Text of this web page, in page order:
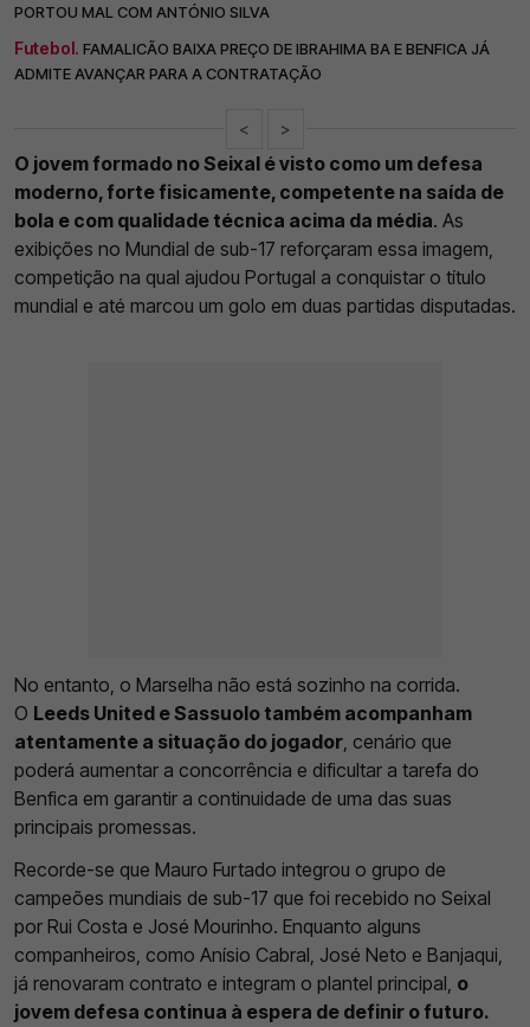
PORTOU MAL COM ANTÓNIO SILVA
Futebol. FAMALICÃO BAIXA PREÇO DE IBRAHIMA BA E BENFICA JÁ
ADMITE AVANÇAR PARA A CONTRATAÇÃO
< >
O jovem formado no Seixal é visto como um defesa
moderno, forte fisicamente, competente na saída de
bola e com qualidade técnica acima da média. As
exibições no Mundial de sub-17 reforçaram essa imagem,
competição na qual ajudou Portugal a conquistar o título
mundial e até marcou um golo em duas partidas disputadas.
No entanto, o Marselha não está sozinho na corrida.
O Leeds United e Sassuolo também acompanham
atentamente a situação do jogador , cenário que
poderá aumentar a concorrência e dificultar a tarefa do
Benfica em garantir a continuidade de uma das suas
principais promessas.
Recorde-se que Mauro Furtado integrou o grupo de
campeões mundiais de sub-17 que foi recebido no Seixal
por Rui Costa e José Mourinho. Enquanto alguns
companheiros, como Anísio Cabral, José Neto e Banjaqui,
já renovaram contrato e integram o plantel principal, o
jovem defesa continua à espera de definir o futuro.